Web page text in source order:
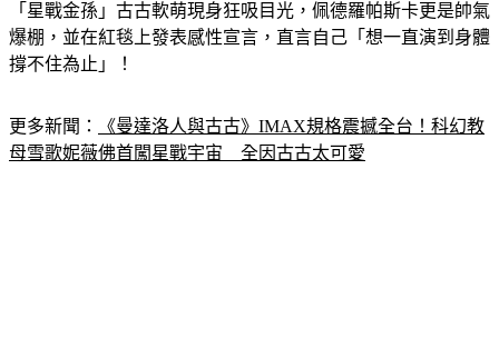
「星戰金孫」古古軟萌現身狂吸目光，佩德羅帕斯卡更是帥氣
爆棚，並在紅毯上發表感性宣言，直言自己「想一直演到身體
撐不住為止」！
更多新聞：
《曼達洛人與古古》IMAX規格震撼全台！科幻教
母雪歌妮薇佛首闖星戰宇宙　全因古古太可愛